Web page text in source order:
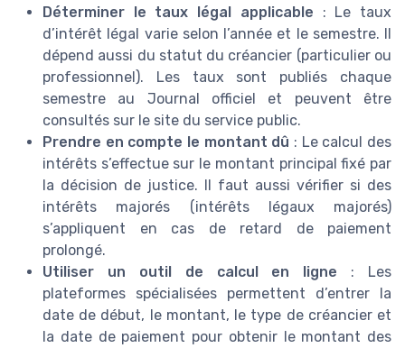
Déterminer le taux légal applicable : Le taux
d’intérêt légal varie selon l’année et le semestre. Il
dépend aussi du statut du créancier (particulier ou
professionnel). Les taux sont publiés chaque
semestre au Journal officiel et peuvent être
consultés sur le site du service public.
Prendre en compte le montant dû : Le calcul des
intérêts s’effectue sur le montant principal fixé par
la décision de justice. Il faut aussi vérifier si des
intérêts majorés (intérêts légaux majorés)
s’appliquent en cas de retard de paiement
prolongé.
Utiliser un outil de calcul en ligne : Les
plateformes spécialisées permettent d’entrer la
date de début, le montant, le type de créancier et
la date de paiement pour obtenir le montant des